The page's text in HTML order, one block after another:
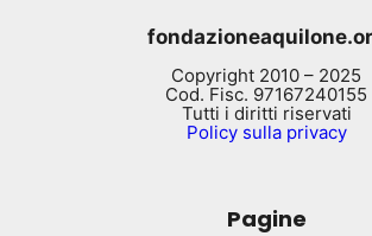
Copyright 2010 – 2025
Cod. Fisc. 97167240155
Tutti i diritti riservati
Policy sulla privacy
Pagine